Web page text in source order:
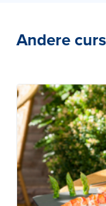
thuisstudie. Ook
Allergenen en
Andere